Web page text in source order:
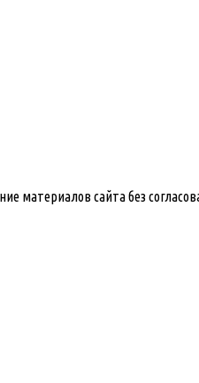
материалов сайта без